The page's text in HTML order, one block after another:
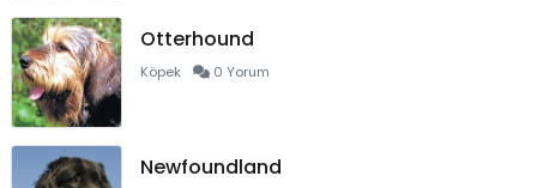
Otterhound
Köpek 0 Yorum
Newfoundland